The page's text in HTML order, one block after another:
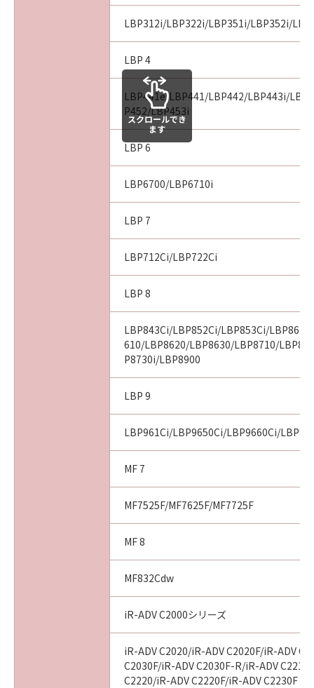
LBP312i/LBP322i/LBP351i/LBP352i/
LBP 4
LBP441e/LBP441/LBP442/LBP443i/
P452/LBP453i
LBP 6
LBP6700/LBP6710i
LBP 7
LBP712Ci/LBP722Ci
LBP 8
LBP843Ci/LBP852Ci/LBP853Ci/
610/LBP8620/LBP8630/LBP8710/
P8730i/LBP8900
LBP 9
LBP961Ci/LBP9650Ci/LBP9660Ci/
MF 7
MF7525F/MF7625F/MF7725F
MF 8
MF832Cdw
iR-ADV C2000シリーズ
iR-ADV C2020/iR-ADV C2020F/iR-ADV
C2030F/iR-ADV C2030F-R/iR-ADV
C2220/iR-ADV C2220F/iR-ADV C2230F
スクロールでき
ます